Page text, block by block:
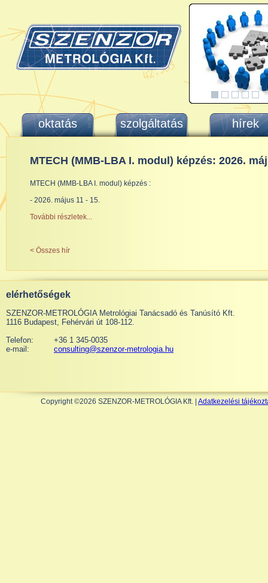
oktatás szolgáltatás hírek
MTECH (MMB-LBA I. modul) képzés: 2026.
MTECH (MMB-LBA I. modul) képzés :
- 2026. május 11 - 15.
További részletek...
< Összes hír
elérhetőségek
SZENZOR-METROLÓGIA Metrológiai Tanácsadó és Tanúsító Kft.
1116 Budapest, Fehérvári út 108-112.
Telefon:
+36 1 345-0035
e-mail:
consulting@szenzor-metrologia.hu
Copyright ©2026 SZENZOR-METROLÓGIA Kft. | Adatkezelési